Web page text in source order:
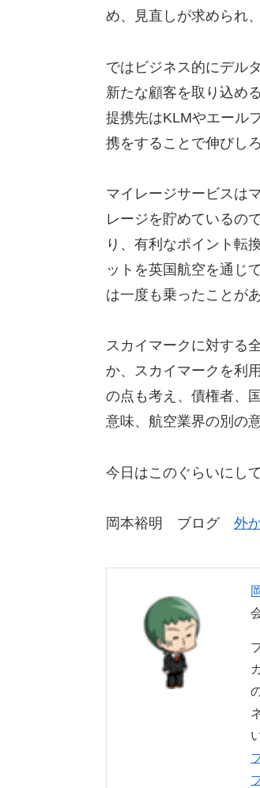
め、見直しが求められ
ではビジネス的にデル
新たな顧客を取り込め
提携先はKLMやエール
携をすることで伸びし
マイレージサービスは
レージを貯めているの
り、有利なポイント転
ットを英国航空を通じ
は一度も乗ったことが
スカイマークに対する
か、スカイマークを利
の点も考え、債権者、
意味、航空業界の別の
今日はこのぐらいにし
岡本裕明 ブログ 外